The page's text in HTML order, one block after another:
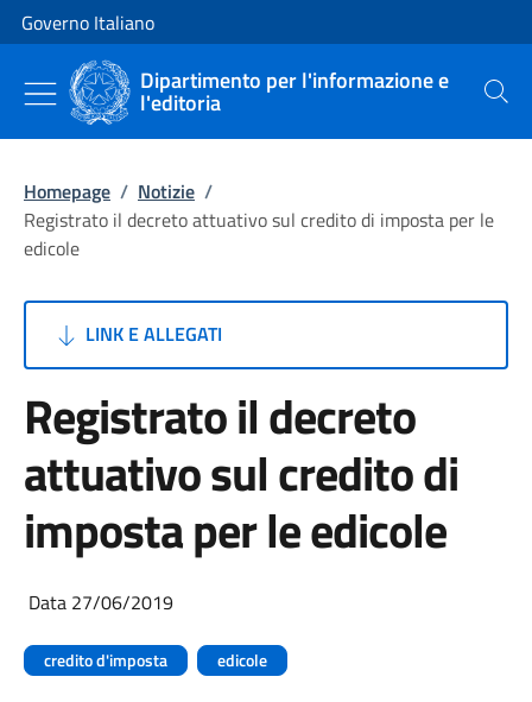
Vai al contenuto
Vai alla navigazione del sito
Governo Italiano
Dipartimento per l'informazione e
l'editoria Cerca
Homepage / Notizie /
Registrato il decreto attuativo sul credito di imposta per le
edicole
LINK E ALLEGATI
Registrato il decreto
attuativo sul credito di
imposta per le edicole
Data 27/06/2019
credito d'imposta edicole